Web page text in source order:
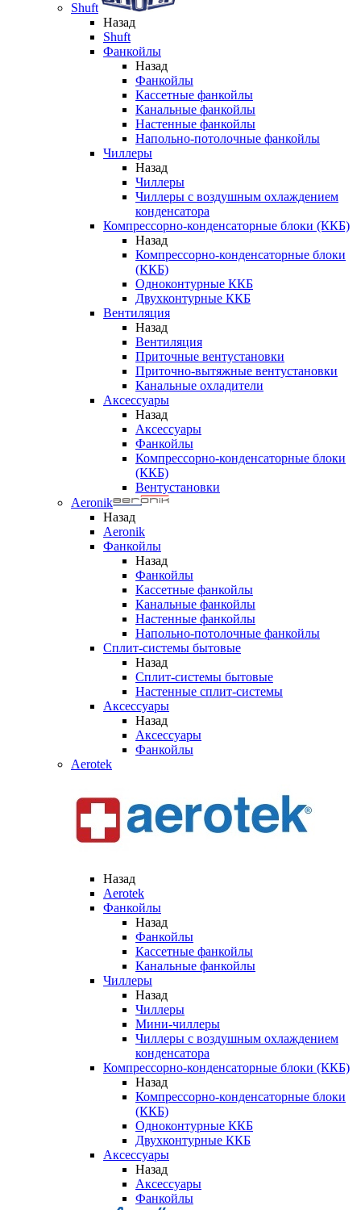
Shuft
Назад
Shuft
Фанкойлы
Назад
Фанкойлы
Кассетные фанкойлы
Канальные фанкойлы
Настенные фанкойлы
Напольно-потолочные фанкойлы
Чиллеры
Назад
Чиллеры
Чиллеры с воздушным охлаждением
конденсатора
Компрессорно-конденсаторные блоки (ККБ)
Назад
Компрессорно-конденсаторные блоки
(ККБ)
Одноконтурные ККБ
Двухконтурные ККБ
Вентиляция
Назад
Вентиляция
Приточные вентустановки
Приточно-вытяжные вентустановки
Канальные охладители
Аксессуары
Назад
Аксессуары
Фанкойлы
Компрессорно-конденсаторные блоки
(ККБ)
Вентустановки
Aeronik
Назад
Aeronik
Фанкойлы
Назад
Фанкойлы
Кассетные фанкойлы
Канальные фанкойлы
Настенные фанкойлы
Напольно-потолочные фанкойлы
Сплит-системы бытовые
Назад
Сплит-системы бытовые
Настенные сплит-системы
Аксессуары
Назад
Аксессуары
Фанкойлы
Aerotek
Назад
Aerotek
Фанкойлы
Назад
Фанкойлы
Кассетные фанкойлы
Канальные фанкойлы
Чиллеры
Назад
Чиллеры
Мини-чиллеры
Чиллеры с воздушным охлаждением
конденсатора
Компрессорно-конденсаторные блоки (ККБ)
Назад
Компрессорно-конденсаторные блоки
(ККБ)
Одноконтурные ККБ
Двухконтурные ККБ
Аксессуары
Назад
Аксессуары
Фанкойлы